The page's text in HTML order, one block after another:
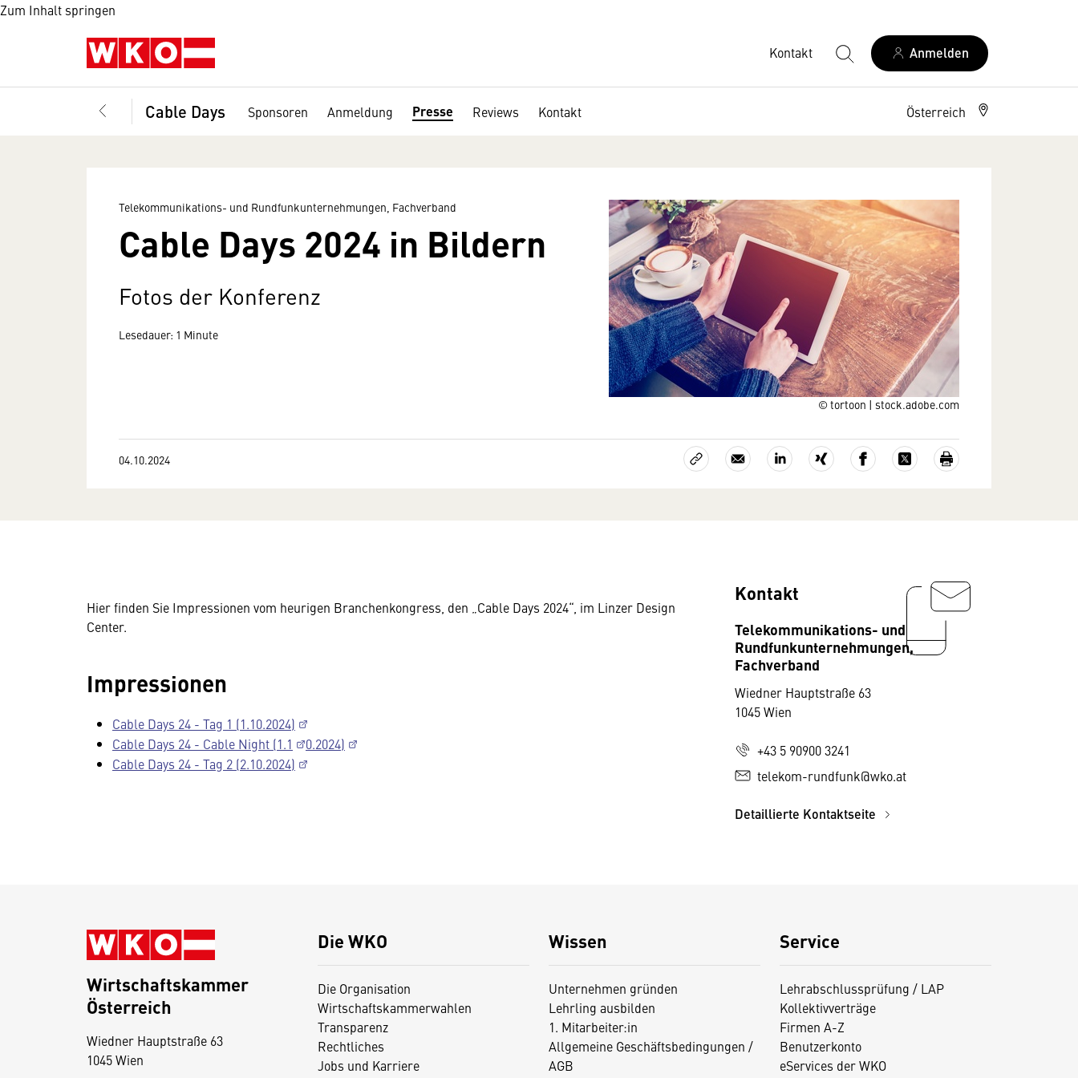
Zum Inhalt springen
Kontakt Anmelden
Cable Days Sponsoren Anmeldung Presse Reviews Kontakt Österreich
© tortoon | stock.adobe.com
Telekommunikations- und Rundfunkunternehmungen, Fachverband
Cable Days 2024 in Bildern
Fotos der Konferenz
Lesedauer: 1 Minute
04.10.2024
Hier finden Sie Impressionen vom heurigen Branchenkongress, den „Cable Days 2024“, im Linzer Design
Center.
Impressionen
Cable Days 24 - Tag 1 (1.10.2024)
Cable Days 24 - Cable Night (1.1
0.2024)
Cable Days 24 - Tag 2 (2.10.2024)
Kontakt
Telekommunikations- und
Rundfunkunternehmungen,
Fachverband
Wiedner Hauptstraße 63
1045 Wien
+43 5 90900 3241
telekom-rundfunk@wko.at
Detaillierte Kontaktseite
Die WKO
Die Organisation
Wirtschaftskammerwahlen
Transparenz
Rechtliches
Jobs und Karriere
Wissen
Unternehmen gründen
Lehrling ausbilden
1. Mitarbeiter:in
Allgemeine Geschäftsbedingungen /
AGB
Service
Lehrabschlussprüfung / LAP
Kollektivverträge
Firmen A-Z
Benutzerkonto
eServices der WKO
Wirtschaftskammer
Österreich
Wiedner Hauptstraße 63
1045 Wien